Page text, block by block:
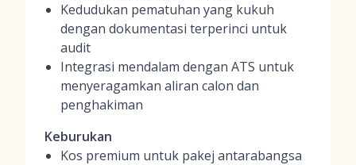
Kedudukan pematuhan yang kukuh
dengan dokumentasi terperinci untuk
audit
Integrasi mendalam dengan ATS untuk
menyeragamkan aliran calon dan
penghakiman
Keburukan
Kos premium untuk pakej antarabangsa